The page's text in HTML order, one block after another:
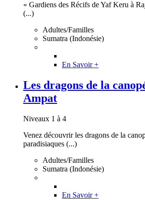
« Gardiens des Récifs de Yaf Keru à
(...)
Adultes/Familles
Sumatra (Indonésie)
En Savoir +
Les dragons de la
Ampat
Niveaux 1 à 4
Venez découvrir les dragons de la
paradisiaques (...)
Adultes/Familles
Sumatra (Indonésie)
En Savoir +